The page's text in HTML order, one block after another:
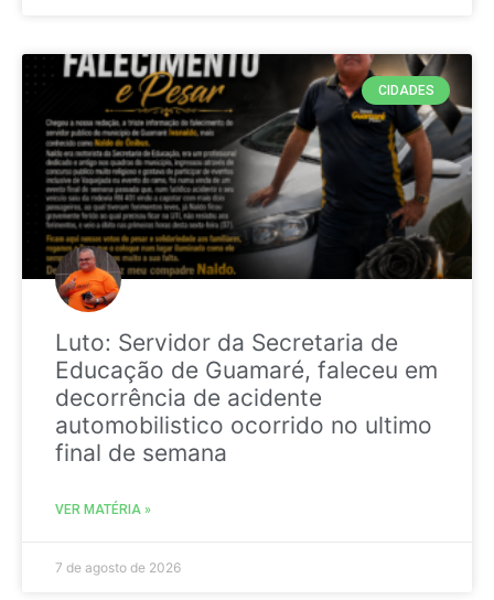
CIDADES
Luto: Servidor da Secretaria de
Educação de Guamaré, faleceu em
decorrência de acidente
automobilistico ocorrido no ultimo
final de semana
VER MATÉRIA »
7 de agosto de 2026